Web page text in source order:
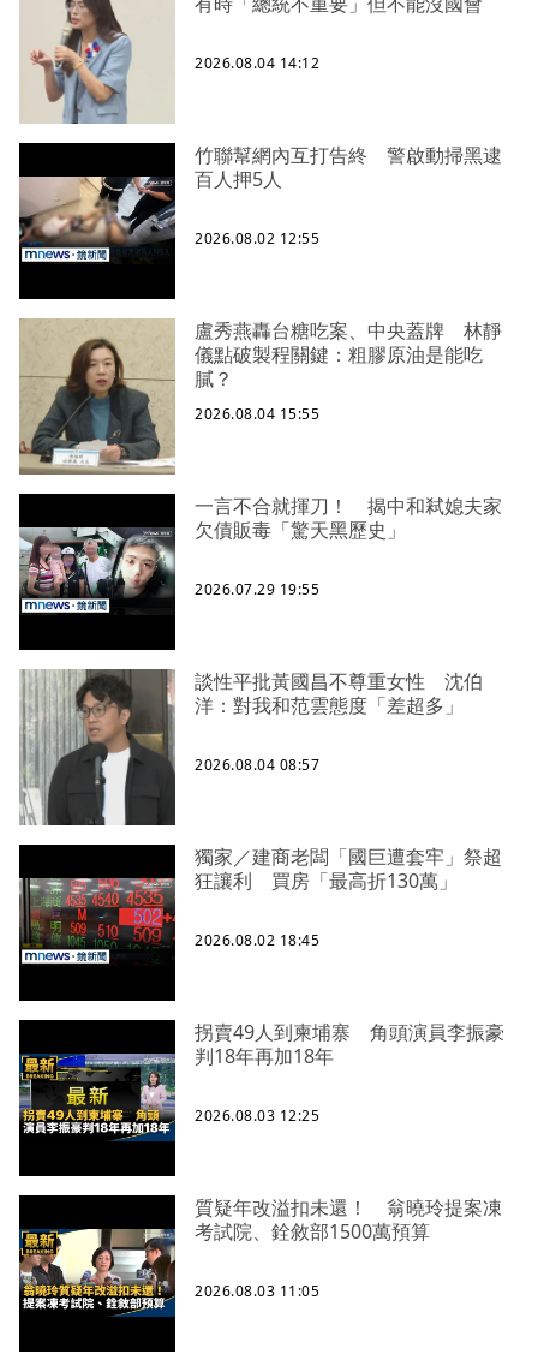
2026.08.04 14:12
竹聯幫網內互打告終 警啟動掃黑逮
百人押5人
2026.08.02 12:55
盧秀燕轟台糖吃案、中央蓋牌 林靜
儀點破製程關鍵：粗膠原油是能吃
膩？
2026.08.04 15:55
一言不合就揮刀！ 揭中和弒媳夫家
欠債販毒「驚天黑歷史」
2026.07.29 19:55
談性平批黃國昌不尊重女性 沈伯
洋：對我和范雲態度「差超多」
2026.08.04 08:57
獨家／建商老闆「國巨遭套牢」祭超
狂讓利 買房「最高折130萬」
2026.08.02 18:45
拐賣49人到柬埔寨 角頭演員李振豪
判18年再加18年
2026.08.03 12:25
質疑年改溢扣未還！ 翁曉玲提案凍
考試院、銓敘部1500萬預算
2026.08.03 11:05